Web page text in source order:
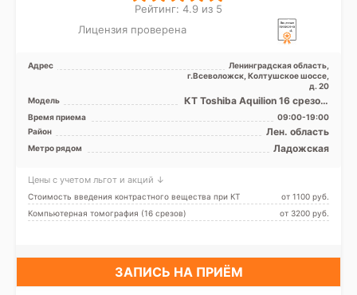
Рейтинг: 4.9 из 5
Лицензия проверена
Адрес
Ленинградская область,
г.Всеволожск, Колтушское шоссе,
д. 20
Модель
КТ Toshiba Aquilion 16 срезов,
УЗИ
Время приема
09:00-19:00
Район
Лен. область
Метро рядом Ладожская
Цены с учетом льгот и акций ↓
Стоимость введения контрастного вещества при КТ
от 1100 pуб.
Компьютерная томография (16 срезов)
от 3200 pуб.
ЗАПИСЬ НА ПРИЁМ